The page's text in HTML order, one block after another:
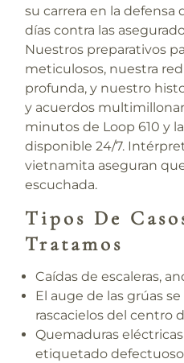
su carrera en la defensa
días contra las
Nuestros preparativos
meticulosos, nuestra
profunda, y nuestro
y acuerdos
minutos de Loop 610 y
disponible 24/7.
vietnamita aseguran
escuchada.
Tipos De
Tratamos
Caídas de escaleras,
El auge de las grúas
rascacielos del centro
Quemaduras
etiquetado